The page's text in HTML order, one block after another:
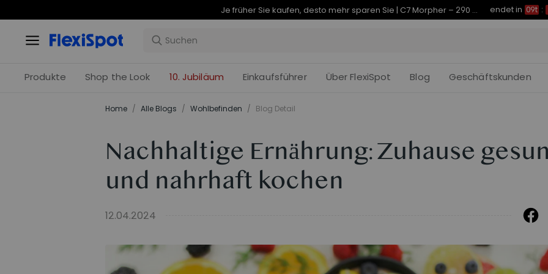
Je früher Sie kaufen, desto mehr sparen Sie | C7 Morpher – 290 € Rabatt endet in 09t :
Produkte Shop the Look 10. Jubiläum Einkaufsführer Über FlexiSpot Blog Geschäftskunden
Home / Alle Blogs / Wohlbefinden / Blog Detail
Nachhaltige Ernährung: Zuhause
und nahrhaft kochen
12.04.2024